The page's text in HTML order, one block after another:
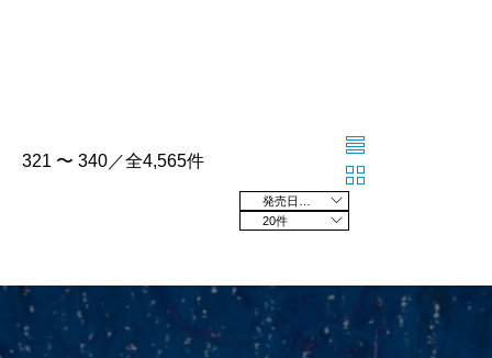
321 〜 340／全4,565件
20件